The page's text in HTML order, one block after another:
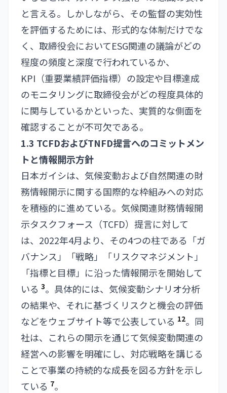
と言える。しかしながら、その監督の実効性
を評価するためには、形式的な体制だけでな
く、取締役会においてESG関連の議論がどの
程度の頻度と深度で行われているか、
KPI（重要業績評価指標）の設定や目標達成
のモニタリングに取締役会がどの程度具体的
に関与しているかといった、実質的な側面を
確認することが不可欠である。
1.3 TCFDおよびTNFD提言へのコミットメン
トと情報開示方針
日本ガイシは、気候変動および自然関連の財
務情報開示に関する国際的な枠組みへの対応
を積極的に進めている。気候関連財務情報開
示タスクフォース（TCFD）提言に対して
は、2022年4月より、その4つの柱である「ガ
バナンス」「戦略」「リスクマネジメント」
「指標と目標」に沿った情報開示を開始して
いる 3。具体的には、気候変動シナリオ分析
の結果や、それに基づくリスクと機会の評価
などをウェブサイト等で公表している 12。同
社は、これらの開示を通じて気候変動関連の
経営への影響を明確にし、対応戦略を講じる
ことで事業の持続的な成長を図る方針を示し
ている 7。